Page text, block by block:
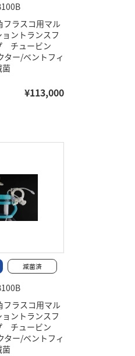
フラスコ用マル
ントランスフ
チュービン
ター/ベントフィ
¥113,000
フラスコ用マル
ントランスフ
チュービン
ター/ベントフィ